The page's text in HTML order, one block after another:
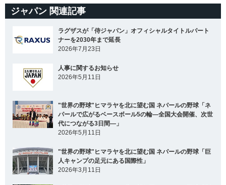
ジャパン 関連記事
ラグザスが「侍ジャパン」オフィシャルタイトルパート
ナーを2030年まで延長
2026年7月23日
人事に関するお知らせ
2026年5月11日
"世界の野球"ヒマラヤを北に望む国 ネパールの野球「ネ
パールで広がるベースボール5の輪―全国大会開催、次世
代につながる3日間―」
2026年5月11日
"世界の野球"ヒマラヤを北に望む国 ネパールの野球「巨
人キャンプの足元にある国際性」
2026年3月11日